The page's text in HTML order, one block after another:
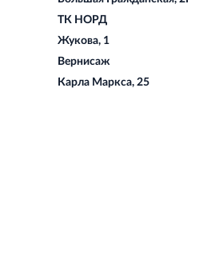
ТК НОРД
Жукова, 1
Вернисаж
Карла Маркса, 25